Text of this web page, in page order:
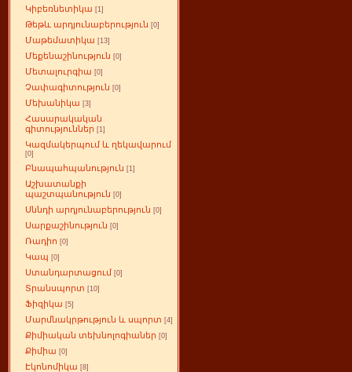
Կիբեռնետիկա [1]
Թեթև արդյունաբերություն [0]
Մաթեմատիկա [13]
Մեքենաշինություն [0]
Մետալուրգիա [0]
Չափագիտություն [0]
Մեխանիկա [3]
Հասարակական
գիտություններ [1]
Կազմակերպում և ղեկավարում
[0]
Բնապահպանություն [1]
Աշխատանքի
պաշտպանություն [0]
Սննդի արդյունաբերություն [0]
Սարքաշինություն [0]
Ռադիո [0]
Կապ [0]
Ստանդարտացում [0]
Տրանսպորտ [10]
Ֆիզիկա [5]
Մարմնակրթություն և սպորտ [4]
Քիմիական տեխնոլոգիաներ [0]
Քիմիա [0]
Էկոնոմիկա [8]